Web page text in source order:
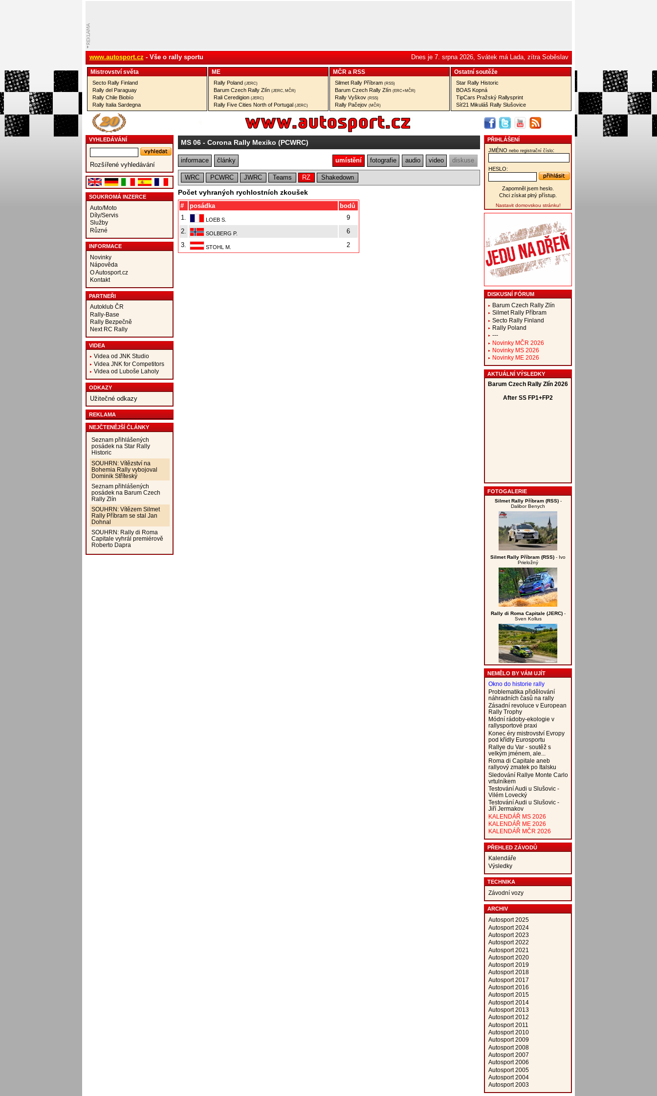
www.autosport.cz - Vše o rally sportu Dnes je 7. srpna 2026, Svátek má Lada, zítra Soběslav
Mistrovství­ světa
Secto Rally Finland
Rally del Paraguay
Rally Chile Biobío
Rally Italia Sardegna
ME
Rally Poland (JERC)
Barum Czech Rally Zlín (JERC, MČR)
Rali Ceredigion (JERC)
Rally Five Cities North of Portugal (JERC)
MČR a RSS
Silmet Rally Příbram (RSS)
Barum Czech Rally Zlín (ERC+MČR)
Rally Vyškov (RSS)
Rally Pačejov (MČR)
Ostatní­ soutěže
Star Rally Historic
BOAS Kopná
TipCars Pražský Rallysprint
Síť21 Mikuláš Rally Slušovice
VYHLEDÁVÁNÍ
Rozšířené vyhledávání
SOUKROMÁ INZERCE
Auto/Moto
Díly/Servis
Služby
Různé
INFORMACE
Novinky
Nápověda
O Autosport.cz
Kontakt
PARTNEŘI
Autoklub ČR
Rally-Base
Rally Bezpečně
Next RC Rally
VIDEA
Videa od JNK Studio
Videa JNK for Competitors
Videa od Luboše Laholy
ODKAZY
Užitečné odkazy
REKLAMA
NEJČTENĚJŠÍ ČLÁNKY
Seznam přihlášených
posádek na Star Rally
Historic
SOUHRN: Vítězství na
Bohemia Rally vybojoval
Dominik Stříteský
Seznam přihlášených
posádek na Barum Czech
Rally Zlín
SOUHRN: Vítězem Silmet
Rally Příbram se stal Jan
Dohnal
SOUHRN: Rally di Roma
Capitale vyhrál premiérově
Roberto Dapra
MS 06- Corona Rally Mexiko (PCWRC)
informace články umístění fotografie audio video diskuse
WRC PCWRC JWRC Teams RZ Shakedown
Počet vyhraných rychlostních zkoušek
# posádka
bodů
1.
LOEB S.
9
2.
SOLBERG P.
6
3.
STOHL M. 2
PŘIHLÁŠENÍ
JMÉNO nebo registrační číslo:
HESLO:
Zapomněl jsem heslo.
Chci získat plný přístup.
Nastavit domovskou stránku!
DISKUSNÍ FÓRUM
Barum Czech Rally Zlín
Silmet Rally Příbram
Secto Rally Finland
Rally Poland
---
Novinky MČR 2026
Novinky MS 2026
Novinky ME 2026
AKTUÁLNÍ VÝSLEDKY
FOTOGALERIE
Silmet Rally Příbram (RSS)-
Dalibor Benych
Silmet Rally Příbram (RSS) - Ivo
Prieložný
Rally di Roma Capitale (JERC)-
Sven Kollus
NEMĚLO BY VÁM UJÍT
Okno do historie rally
Problematika přidělování
náhradních časů na rally
Zásadní revoluce v European
Rally Trophy
Módní rádoby-ekologie v
rallysportové praxi
Konec éry mistrovství Evropy
pod křídly Eurosportu
Rallye du Var - soutěž s
velkým jménem, ale...
Roma di Capitale aneb
rallyový zmatek po Italsku
Sledování Rallye Monte Carlo
vrtulníkem
Testování Audi u Slušovic -
Vilém Lovecký
Testování Audi u Slušovic -
Jiří Jermakov
KALENDÁŘ MS 2026
KALENDÁŘ ME 2026
KALENDÁŘ MČR 2026
PŘEHLED ZÁVODŮ
Kalendáře
Výsledky
TECHNIKA
Závodní vozy
ARCHIV
Autosport 2025
Autosport 2024
Autosport 2023
Autosport 2022
Autosport 2021
Autosport 2020
Autosport 2019
Autosport 2018
Autosport 2017
Autosport 2016
Autosport 2015
Autosport 2014
Autosport 2013
Autosport 2012
Autosport 2011
Autosport 2010
Autosport 2009
Autosport 2008
Autosport 2007
Autosport 2006
Autosport 2005
Autosport 2004
Autosport 2003